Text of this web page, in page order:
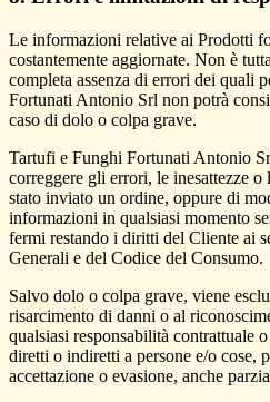
Le informazioni relative ai Prodotti
costantemente aggiornate. Non è
completa assenza di errori dei quali
Fortunati Antonio Srl non potrà
caso di dolo o colpa grave.
Tartufi e Funghi Fortunati Antonio
correggere gli errori, le inesattezze o
stato inviato un ordine, oppure di
informazioni in qualsiasi momento
fermi restando i diritti del Cliente ai
Generali e del Codice del Consumo.
Salvo dolo o colpa grave, viene
risarcimento di danni o al
qualsiasi responsabilità contrattuale
diretti o indiretti a persone e/o cose,
accettazione o evasione, anche